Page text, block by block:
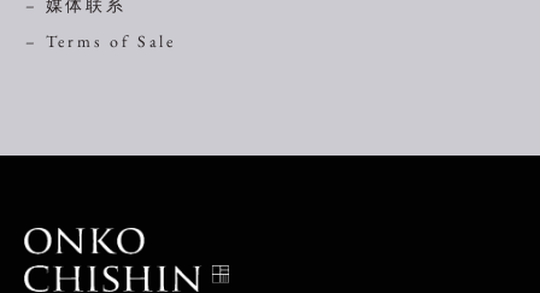
– 媒体联系
– Terms of Sale